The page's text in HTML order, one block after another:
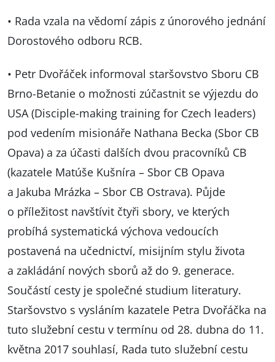
• Rada vzala na vědomí zápis z únorového jednání
Dorostového odboru RCB.
• Petr Dvořáček informoval staršovstvo Sboru CB
Brno-Betanie o možnosti zúčastnit se výjezdu do
USA (Disciple-making training for Czech leaders)
pod vedením misionáře Nathana Becka (Sbor CB
Opava) a za účasti dalších dvou pracovníků CB
(kazatele Matúše Kušníra – Sbor CB Opava
a Jakuba Mrázka – Sbor CB Ostrava). Půjde
o příležitost navštívit čtyři sbory, ve kterých
probíhá systematická výchova vedoucích
postavená na učednictví, misijním stylu života
a zakládání nových sborů až do 9. generace.
Součástí cesty je společné studium literatury.
Staršovstvo s vysláním kazatele Petra Dvořáčka na
tuto služební cestu v termínu od 28. dubna do 11.
května 2017 souhlasí, Rada tuto služební cestu